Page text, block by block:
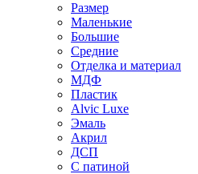
Размер
Маленькие
Большие
Средние
Отделка и материал
МДФ
Пластик
Alvic Luxe
Эмаль
Акрил
ДСП
С патиной